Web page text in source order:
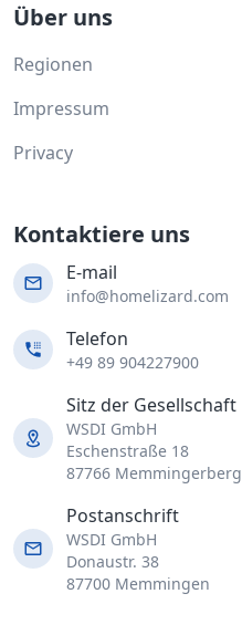
Über uns
Regionen
Impressum
Privacy
Kontaktiere uns
E-mail
info@homelizard.com
Telefon
+49 89 904227900
Sitz der Gesellschaft
WSDI GmbH
Eschenstraße 18
87766 Memmingerberg
Postanschrift
WSDI GmbH
Donaustr. 38
87700 Memmingen